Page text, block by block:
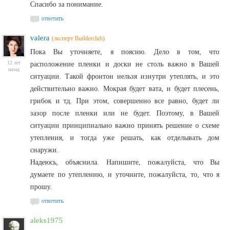
Спасибо за понимание.
ответить
12 лет
назад
valera (эксперт Builderclub)
Пока Вы уточняете, я поясню. Дело в том, что
расположение пленки и доски не столь важно в Вашей
ситуации. Такой фронтон нельзя изнутри утеплять, и это
действительно важно. Мокрая будет вата, и будет плесень,
грибок и тд. При этом, совершенно все равно, будет ли
зазор после пленки или не будет. Поэтому, в Вашей
ситуации принципиально важно принять решение о схеме
утепления, и тогда уже решать, как отделывать дом
снаружи.
Надеюсь, объяснила. Напишите, пожалуйста, что Вы
думаете по утеплению, и уточните, пожалуйста, то, что я
прошу.
ответить
aleks1975